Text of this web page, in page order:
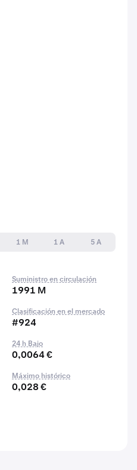
1 M 1 A
5 A
Suministro en circulación
1991 M
Clasificación en el mercado
#924
24 h Bajo
0,0064 €
Máximo histórico
0,028 €